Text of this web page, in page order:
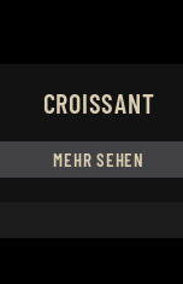
CROISSANT
MEHR SEHEN